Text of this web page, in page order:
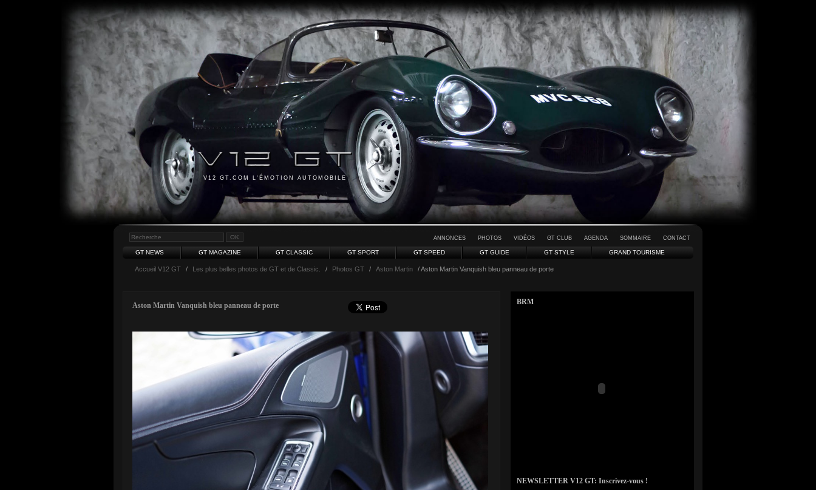
V12 GT.COM L'ÉMOTION AUTOMOBILE
ANNONCES PHOTOS VIDÉOS GT CLUB AGENDA SOMMAIRE CONTACT
GT NEWS GT MAGAZINE GT CLASSIC GT SPORT GT SPEED GT GUIDE GT STYLE GRAND TOURISME
Accueil V12 GT / Les plus belles photos de GT et de Classic. / Photos GT / Aston Martin / Aston Martin Vanquish bleu panneau de porte
Aston Martin Vanquish bleu panneau de porte BRM
NEWSLETTER V12 GT: Inscrivez-vous !